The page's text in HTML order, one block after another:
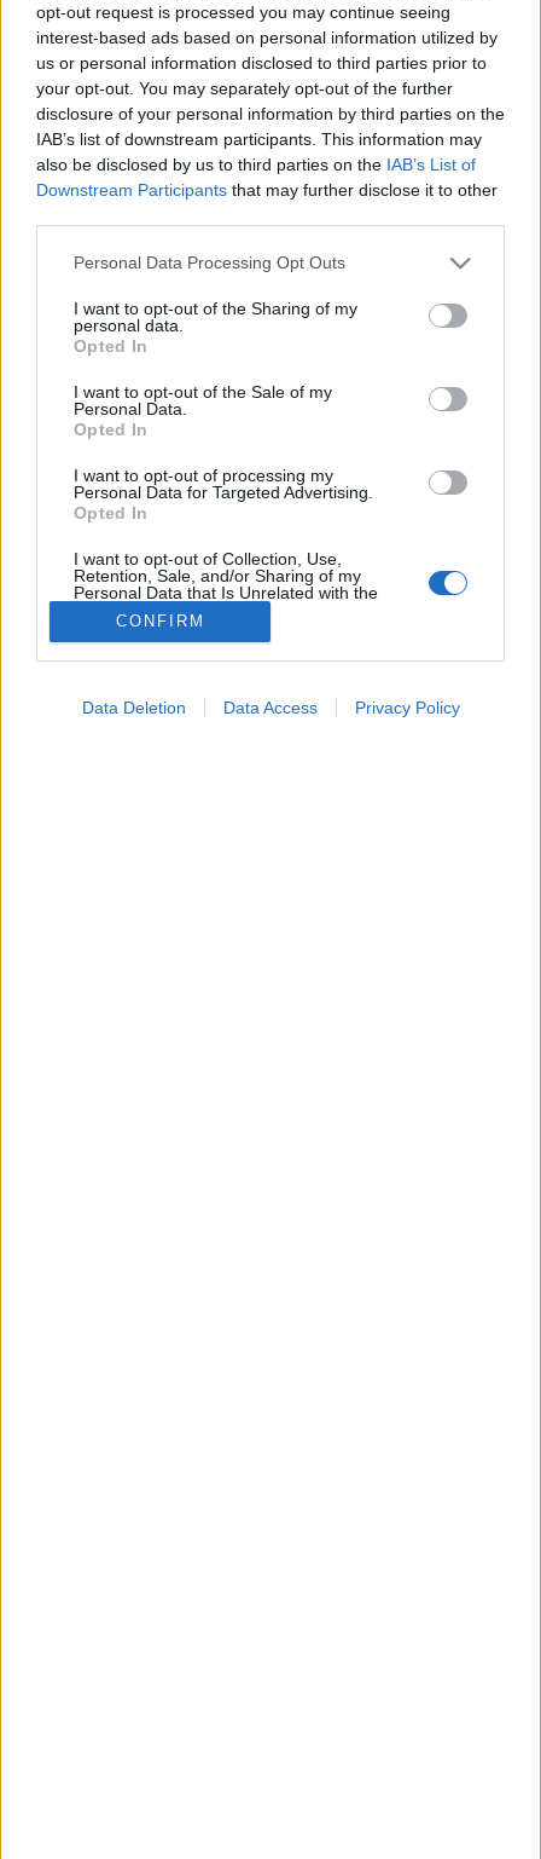
opt-out request is processed you may continue seeing
interest-based ads based on personal information utilized by
us or personal information disclosed to third parties prior to
your opt-out. You may separately opt-out of the further
disclosure of your personal information by third parties on the
IAB’s list of downstream participants. This information may
also be disclosed by us to third parties on the IAB’s List of
Downstream Participants that may further disclose it to other
Please note that this website/app uses one or more Google
not limited to your visit or usage behaviour. You may click to
grant or deny consent to Google and its third-party tags to
use your data for below specified purposes in below Google
consent section.
Personal Data Processing Opt Outs
I want to opt-out of the Sharing of my
personal data.
Opted In
I want to opt-out of the Sale of my
Personal Data.
Opted In
I want to opt-out of processing my
Personal Data for Targeted Advertising.
Opted In
I want to opt-out of Collection, Use,
Retention, Sale, and/or Sharing of my
Personal Data that Is Unrelated with the
Purposes for which it was collected.
Opted Out
CONFIRM
Data Deletion Data Access Privacy Policy
#allergia #influenza
#cukorbetegség
#orvosmeteorológia#vérnyomás#stroke#rákbetegség
#pajzsmirigy#reflux#ekcéma#herpesz
Regisztráció
Szívroham